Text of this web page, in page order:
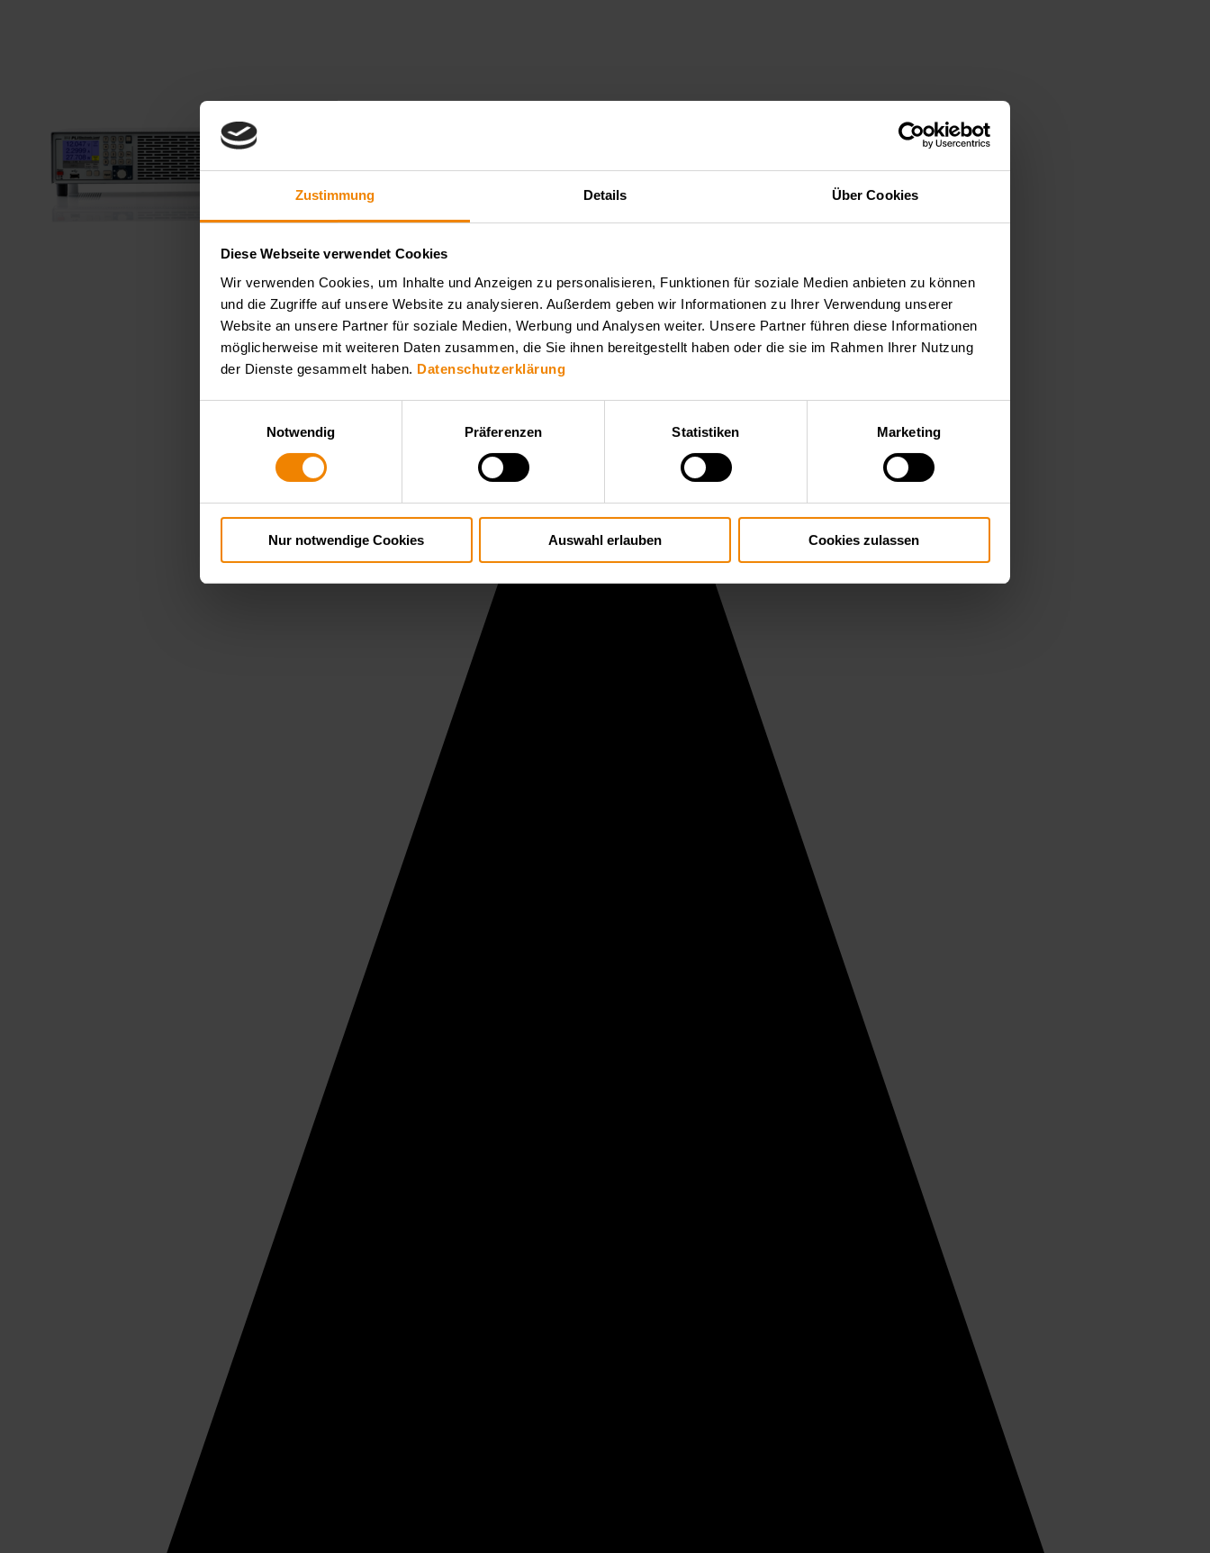
Zustimmung Details Über Cookies
Diese Webseite verwendet Cookies
Wir verwenden Cookies, um Inhalte und Anzeigen zu personalisieren, Funktionen für soziale Medien anbieten zu können
und die Zugriffe auf unsere Website zu analysieren. Außerdem geben wir Informationen zu Ihrer Verwendung unserer
Website an unsere Partner für soziale Medien, Werbung und Analysen weiter. Unsere Partner führen diese Informationen
möglicherweise mit weiteren Daten zusammen, die Sie ihnen bereitgestellt haben oder die sie im Rahmen Ihrer Nutzung
der Dienste gesammelt haben. Datenschutzerklärung
Notwendig
Präferenzen Statistiken Marketing
Nur notwendige Cookies Auswahl erlauben Cookies zulassen